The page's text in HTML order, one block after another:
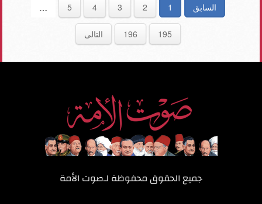
السابق 1
2
3
4
5
…
195
196 التالى
جميع الحقوق محفوظة لـصوت الأمة